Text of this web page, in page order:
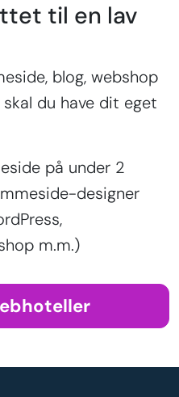
til en lav
blog, webshop
du have dit eget
på under 2
designer
m.m.)